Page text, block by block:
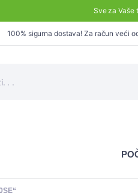
Sve za Vaše
100% sigurna dostava! Za račun veći